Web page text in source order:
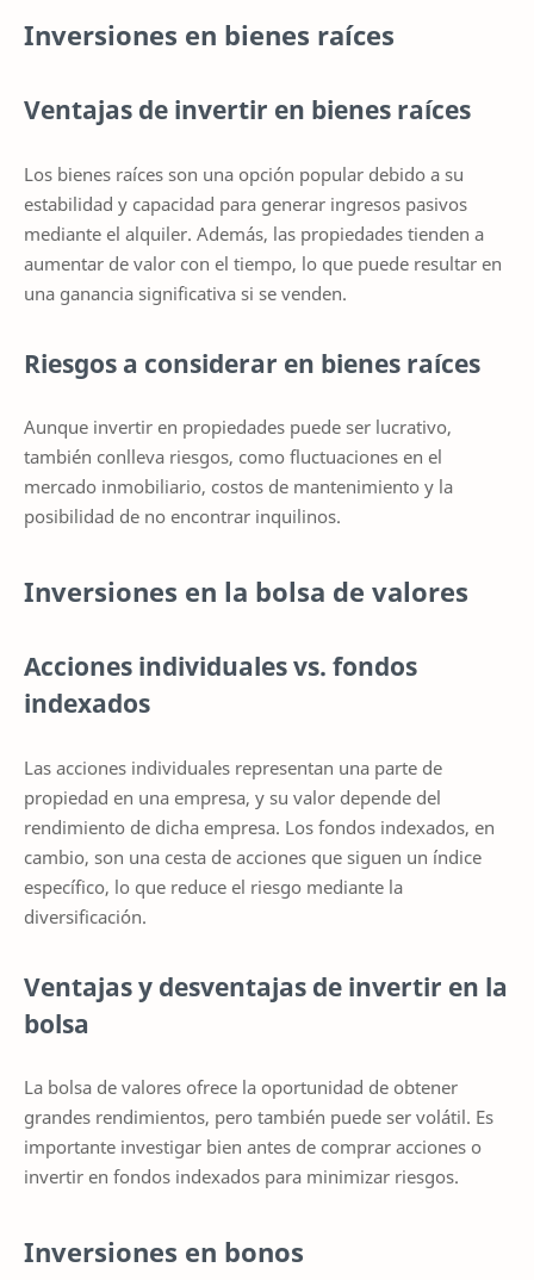
Inversiones en bienes raíces
Ventajas de invertir en bienes raíces
Los bienes raíces son una opción popular debido a su
estabilidad y capacidad para generar ingresos pasivos
mediante el alquiler. Además, las propiedades tienden a
aumentar de valor con el tiempo, lo que puede resultar en
una ganancia significativa si se venden.
Riesgos a considerar en bienes raíces
Aunque invertir en propiedades puede ser lucrativo,
también conlleva riesgos, como fluctuaciones en el
mercado inmobiliario, costos de mantenimiento y la
posibilidad de no encontrar inquilinos.
Inversiones en la bolsa de valores
Acciones individuales vs. fondos
indexados
Las acciones individuales representan una parte de
propiedad en una empresa, y su valor depende del
rendimiento de dicha empresa. Los fondos indexados, en
cambio, son una cesta de acciones que siguen un índice
específico, lo que reduce el riesgo mediante la
diversificación.
Ventajas y desventajas de invertir en la
bolsa
La bolsa de valores ofrece la oportunidad de obtener
grandes rendimientos, pero también puede ser volátil. Es
importante investigar bien antes de comprar acciones o
invertir en fondos indexados para minimizar riesgos.
Inversiones en bonos